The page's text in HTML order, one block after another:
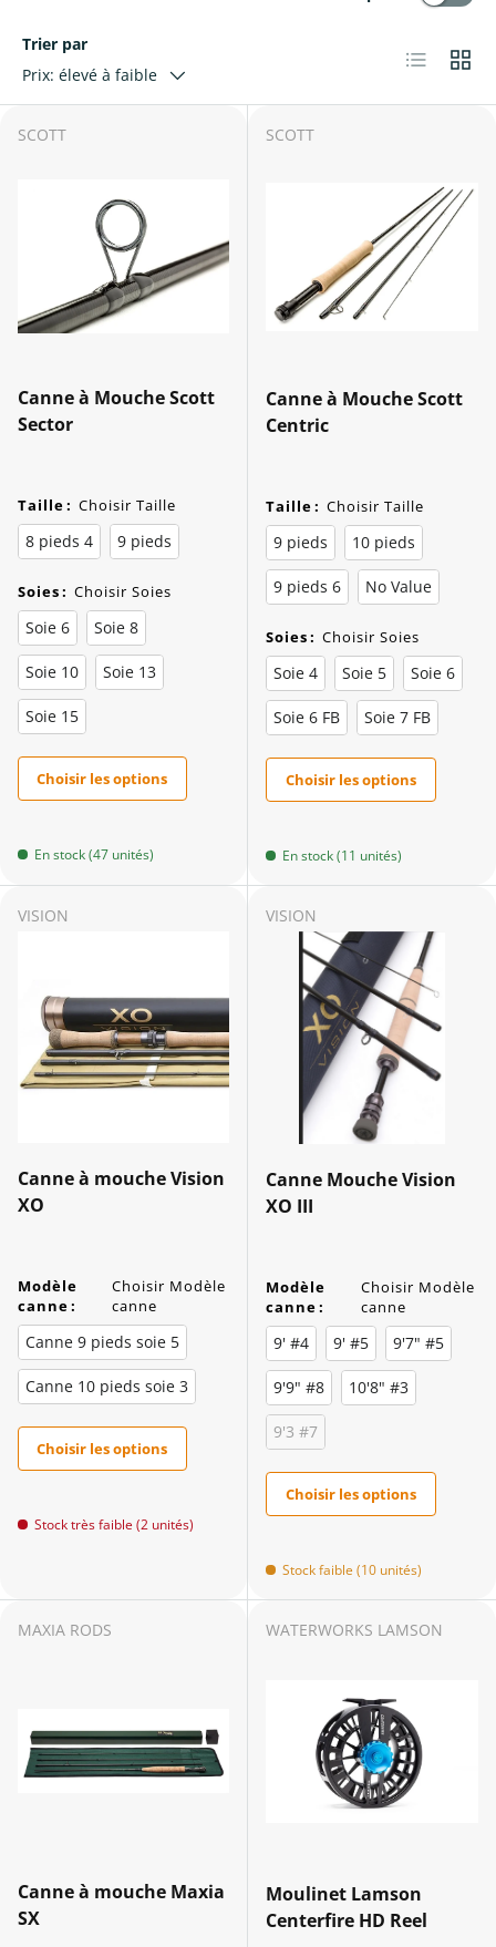
Trier par
Prix: élevé à faible
Liste Grille
SCOTT
Canne à Mouche Scott
Sector
Taille: Choisir Taille
8 pieds 4 9 pieds
Soies: Choisir Soies
Soie 6 Soie 8
Soie 10 Soie 13
Soie 15
Choisir les options
En stock (47 unités)
SCOTT
Canne à Mouche Scott
Centric
Taille: Choisir Taille
9 pieds 10 pieds
9 pieds 6 No Value
Soies: Choisir Soies
Soie 4 Soie 5 Soie 6
Soie 6 FB Soie 7 FB
Choisir les options
En stock (11 unités)
VISION
Canne à mouche Vision
XO
Modèle
canne:
Choisir Modèle
canne
Canne 9 pieds soie 5
Canne 10 pieds soie 3
Choisir les options
Stock très faible (2 unités)
VISION
Canne Mouche Vision
XO III
Modèle
canne:
Choisir Modèle
canne
9' #4 9' #5 9'7" #5
9'9" #8 10'8" #3
9'3 #7
Choisir les options
Stock faible (10 unités)
MAXIA RODS
Canne à mouche Maxia
SX
WATERWORKS LAMSON
Moulinet Lamson
Centerfire HD Reel